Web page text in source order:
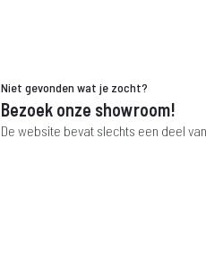
Niet gevonden wat je zocht?
Bezoek onze showroom!
De website bevat slechts een deel